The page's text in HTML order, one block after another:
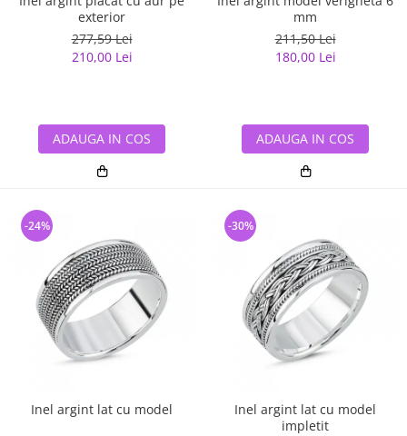
exterior
277,59 Lei
210,00 Lei
ADAUGA IN COS
mm
211,50 Lei
180,00 Lei
ADAUGA IN COS
Inel argint lat cu model
-24%
Inel argint lat cu model
impletit
-30%